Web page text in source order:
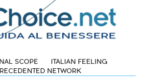
SCOPE
ITALIAN FEELING
NETWORK